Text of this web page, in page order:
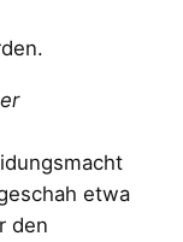
etwa
den